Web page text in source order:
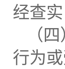
经查
（
行为